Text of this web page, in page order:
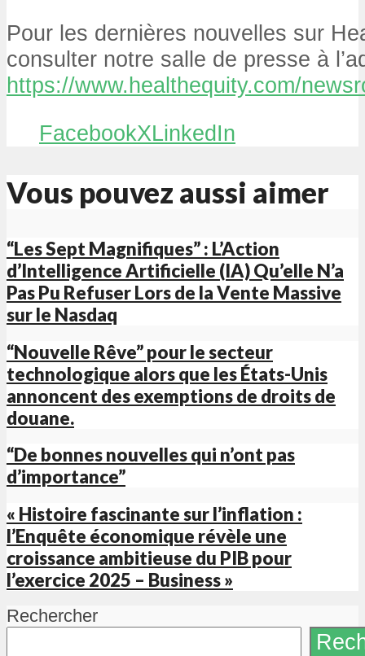
Pour les dernières nouvelles sur
consulter notre salle de presse à
https://www.healthequity.com/
FacebookXLinkedIn
Vous pouvez aussi aimer
“Les Sept Magnifiques” : L’Action
d’Intelligence Artificielle (IA) Qu’elle N’a
Pas Pu Refuser Lors de la Vente Massive
sur le Nasdaq
“Nouvelle Rêve” pour le secteur
technologique alors que les États-Unis
annoncent des exemptions de droits de
douane.
“De bonnes nouvelles qui n’ont pas
d’importance”
« Histoire fascinante sur l’inflation :
l’Enquête économique révèle une
croissance ambitieuse du PIB pour
l’exercice 2025 – Business »
Rechercher